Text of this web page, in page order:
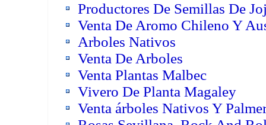
Productores De Semillas De
Venta De Aromo Chileno Y
Arboles Nativos
Venta De Arboles
Venta Plantas Malbec
Vivero De Planta Magaley
Venta árboles Nativos Y